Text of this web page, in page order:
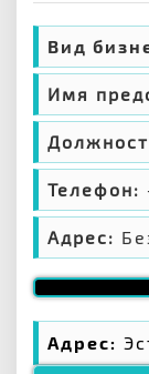
Вид
Имя
Телефон:
Адрес:
Адрес: